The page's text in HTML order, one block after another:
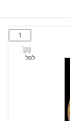
כמות
של
תליון
לסל